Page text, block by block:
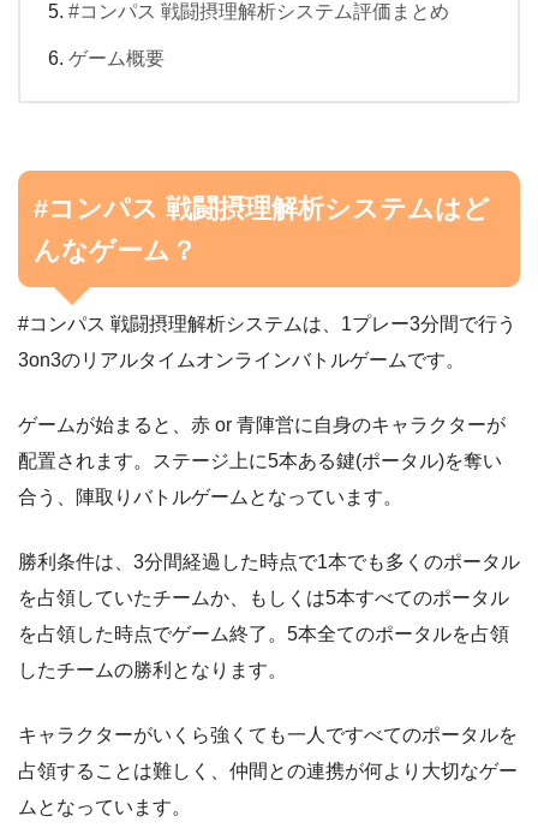
#コンパス 戦闘摂理解析システム評価まとめ
ゲーム概要
#コンパス 戦闘摂理解析システムはど
んなゲーム？
#コンパス 戦闘摂理解析システムは、1プレー3分間で行う
3on3のリアルタイムオンラインバトルゲームです。
ゲームが始まると、赤 or 青陣営に自身のキャラクターが
配置されます。ステージ上に5本ある鍵(ポータル)を奪い
合う、陣取りバトルゲームとなっています。
勝利条件は、3分間経過した時点で1本でも多くのポータル
を占領していたチームか、もしくは5本すべてのポータル
を占領した時点でゲーム終了。5本全てのポータルを占領
したチームの勝利となります。
キャラクターがいくら強くても一人ですべてのポータルを
占領することは難しく、仲間との連携が何より大切なゲー
ムとなっています。